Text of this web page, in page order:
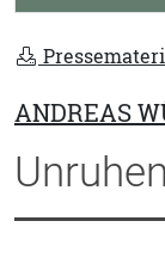
ANDREAS